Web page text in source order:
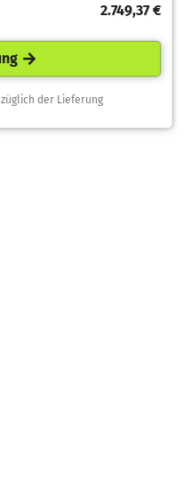
2.749,37 €
der Lieferung